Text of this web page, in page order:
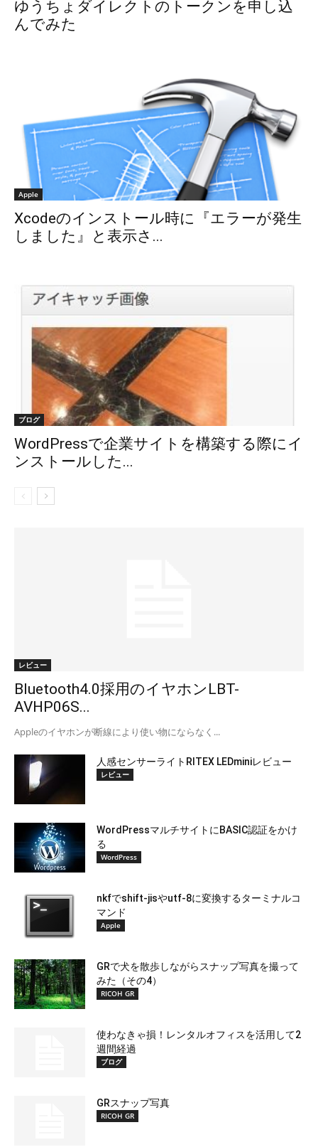
ゆうちょダイレクトのトークンを申し込
んでみた
Apple
Xcodeのインストール時に『エラーが発生
しました』と表示さ...
ブログ
WordPressで企業サイトを構築する際にイ
ンストールした...
レビュー
Bluetooth4.0採用のイヤホンLBT-
AVHP06S...
Appleのイヤホンが断線により使い物にならなく...
人感センサーライトRITEX LEDminiレビュー
レビュー
WordPressマルチサイトにBASIC認証をかけ
る
WordPress
nkfでshift-jisやutf-8に変換するターミナルコ
マンド
Apple
GRで犬を散歩しながらスナップ写真を撮って
みた（その4）
RICOH GR
使わなきゃ損！レンタルオフィスを活用して2
週間経過
ブログ
GRスナップ写真
RICOH GR